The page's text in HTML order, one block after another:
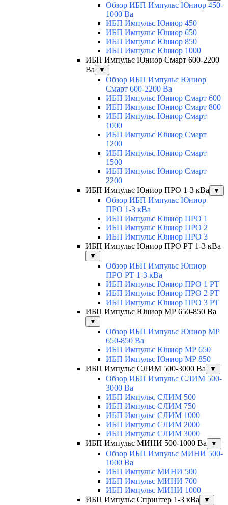
Обзор ИБП Импульс Юниор 450-
1000 Ва
ИБП Импульс Юниор 450
ИБП Импульс Юниор 650
ИБП Импульс Юниор 850
ИБП Импульс Юниор 1000
ИБП Импульс Юниор Смарт 600-2200
Ва
▼
Обзор ИБП Импульс Юниор
Смарт 600-2200 Ва
ИБП Импульс Юниор Смарт 600
ИБП Импульс Юниор Смарт 800
ИБП Импульс Юниор Смарт
1000
ИБП Импульс Юниор Смарт
1200
ИБП Импульс Юниор Смарт
1500
ИБП Импульс Юниор Смарт
2200
ИБП Импульс Юниор ПРО 1-3 кВа
▼
Обзор ИБП Импульс Юниор
ПРО 1-3 кВа
ИБП Импульс Юниор ПРО 1
ИБП Импульс Юниор ПРО 2
ИБП Импульс Юниор ПРО 3
ИБП Импульс Юниор ПРО РТ 1-3 кВа
▼
Обзор ИБП Импульс Юниор
ПРО РТ 1-3 кВа
ИБП Импульс Юниор ПРО 1 РТ
ИБП Импульс Юниор ПРО 2 РТ
ИБП Импульс Юниор ПРО 3 РТ
ИБП Импульс Юниор МР 650-850 Ва
▼
Обзор ИБП Импульс Юниор МР
650-850 Ва
ИБП Импульс Юниор МР 650
ИБП Импульс Юниор МР 850
ИБП Импульс СЛИМ 500-3000 Ва
▼
Обзор ИБП Импульс СЛИМ 500-
3000 Ва
ИБП Импульс СЛИМ 500
ИБП Импульс СЛИМ 750
ИБП Импульс СЛИМ 1000
ИБП Импульс СЛИМ 2000
ИБП Импульс СЛИМ 3000
ИБП Импульс МИНИ 500-1000 Ва
▼
Обзор ИБП Импульс МИНИ 500-
1000 Ва
ИБП Импульс МИНИ 500
ИБП Импульс МИНИ 700
ИБП Импульс МИНИ 1000
ИБП Импульс Спринтер 1-3 кВа
▼